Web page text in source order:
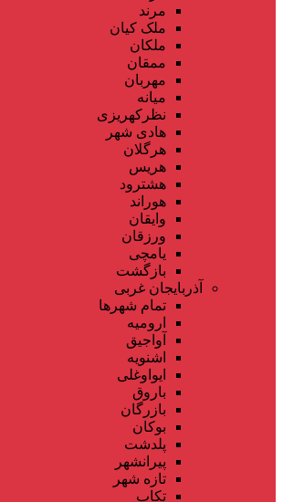
مرند
ملک کیان
ملکان
ممقان
مهربان
میانه
نظرکهریزی
هادی شهر
هرگلان
هریس
هشترود
هوراند
وایقان
ورزقان
یامچی
بازگشت
آذربایجان غربی
تمام شهر‌ها
ارومیه
آواجیق
اشنویه
ایواوغلی
باروق
بازرگان
بوکان
پلدشت
پیرانشهر
تازه شهر
تکاب